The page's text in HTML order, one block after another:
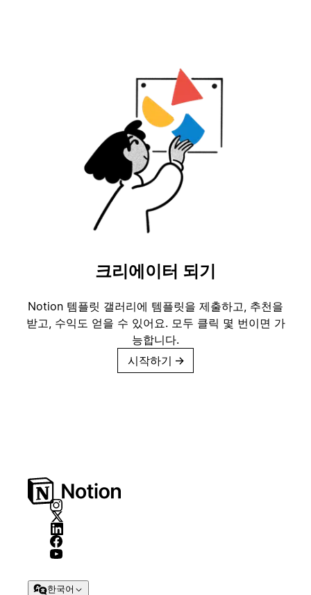
크리에이터 되기
Notion 템플릿 갤러리에 템플릿을 제출하고, 추천을
받고, 수익도 얻을 수 있어요. 모두 클릭 몇 번이면 가
능합니다.
시작하기 →
한국어